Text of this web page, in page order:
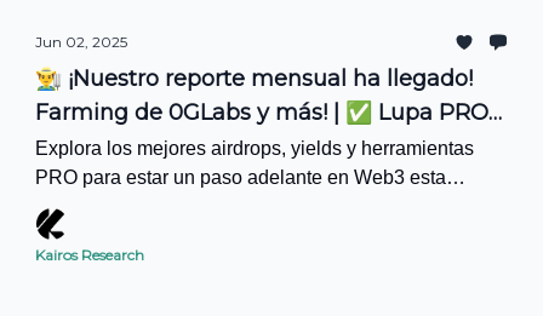
Jun 02, 2025
👨‍🌾 ¡Nuestro reporte mensual ha llegado!
Farming de 0GLabs y más! | ✅ Lupa PRO
#23
Explora los mejores airdrops, yields y herramientas
PRO para estar un paso adelante en Web3 esta
semana.
Kairos Research